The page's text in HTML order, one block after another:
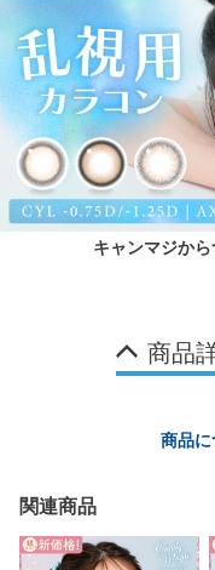
キャンマジか
商品
商品
関連商品